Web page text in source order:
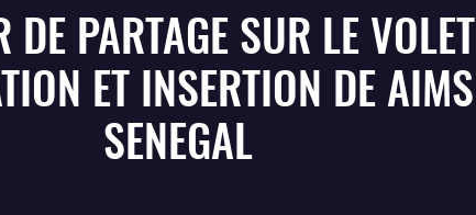
DE PARTAGE SUR LE VOLET
ET INSERTION DE AIMS
SENEGAL